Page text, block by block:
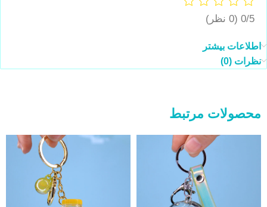
0/5 (0 نظر)
اطلاعات بیشتر
نظرات (0)
محصولات مرتبط